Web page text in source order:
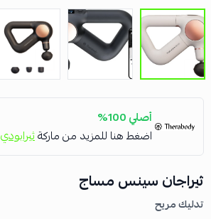
أصلي 100%
اضغط هنا للمزيد من ماركةثيرابودي
ثيراجان سينس مساج
تدليك مريح